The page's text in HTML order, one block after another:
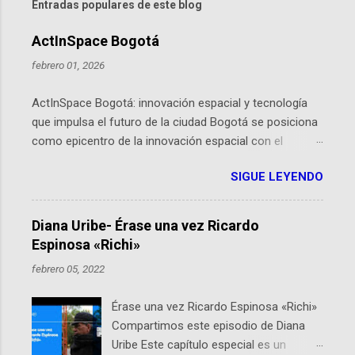
Entradas populares de este blog
ActInSpace Bogotá
febrero 01, 2026
ActInSpace Bogotá: innovación espacial y tecnología
que impulsa el futuro de la ciudad Bogotá se posiciona
como epicentro de la innovación espacial con el
hackathon global que convierte tecnologías de la
Agencia Espacial Europea en soluciones prácticas para
la vida cotidiana. Este evento, organizado por el
Planetario de Bogotá del Idartes y la Universidad de los
Andes, reúne a expertos como el presidente de Airbus
Colombia y líderes del sector aeroespacial para inspirar
por qué importa en Bogotá ActInSpace es una
competencia mundial que opera en más de 60
ciudades, donde participantes tienen 24 horas para
SIGUE LEYENDO
Diana Uribe- Érase una vez Ricardo
Espinosa «Richi»
febrero 05, 2022
Érase una vez Ricardo Espinosa «Richi»
Compartimos este episodio de Diana
Uribe Este capítulo especial es un